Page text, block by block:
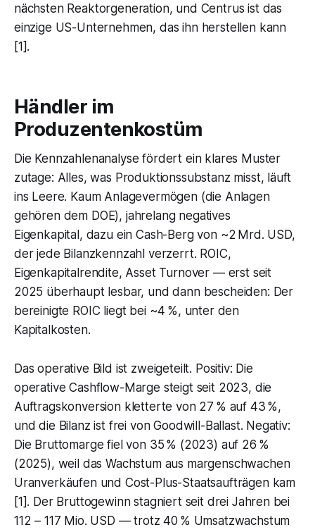
nächsten Reaktorgeneration, und Centrus ist das
einzige US-Unternehmen, das ihn herstellen kann
[1].
Händler im
Produzentenkostüm
Die Kennzahlenanalyse fördert ein klares Muster
zutage: Alles, was Produktionssubstanz misst, läuft
ins Leere. Kaum Anlagevermögen (die Anlagen
gehören dem DOE), jahrelang negatives
Eigenkapital, dazu ein Cash-Berg von ~2 Mrd. USD,
der jede Bilanzkennzahl verzerrt. ROIC,
Eigenkapitalrendite, Asset Turnover — erst seit
2025 überhaupt lesbar, und dann bescheiden: Der
bereinigte ROIC liegt bei ~4 %, unter den
Kapitalkosten.
Das operative Bild ist zweigeteilt. Positiv: Die
operative Cashflow-Marge steigt seit 2023, die
Auftragskonversion kletterte von 27 % auf 43 %,
und die Bilanz ist frei von Goodwill-Ballast. Negativ:
Die Bruttomarge fiel von 35 % (2023) auf 26 %
(2025), weil das Wachstum aus margenschwachen
Uranverkäufen und Cost-Plus-Staatsaufträgen kam
[1]. Der Bruttogewinn stagniert seit drei Jahren bei
112 – 117 Mio. USD — trotz 40 % Umsatzwachstum